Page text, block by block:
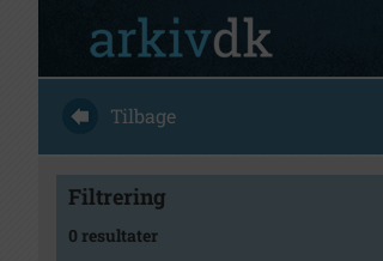
Tilbage
Filtrering
0 resultater